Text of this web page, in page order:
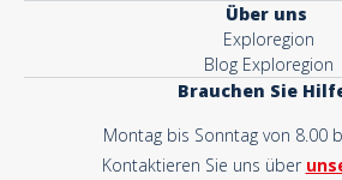
Über uns
Exploregion
Blog Exploregion
Brauchen Sie
Montag bis Sonntag von 8.00
Kontaktieren Sie uns über